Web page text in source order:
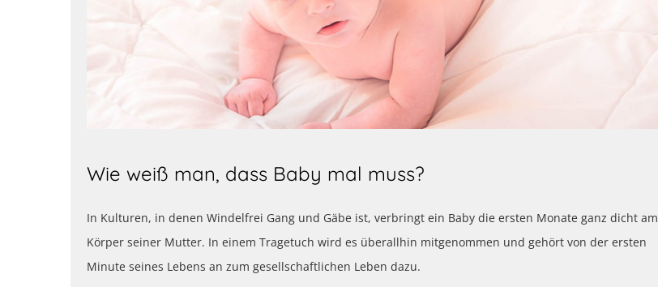
Wie weiß man, dass Baby mal muss?
In Kulturen, in denen Windelfrei Gang und Gäbe ist, verbringt ein Baby die ersten Monate ganz dicht am
Körper seiner Mutter. In einem Tragetuch wird es überallhin mitgenommen und gehört von der ersten
Minute seines Lebens an zum gesellschaftlichen Leben dazu.